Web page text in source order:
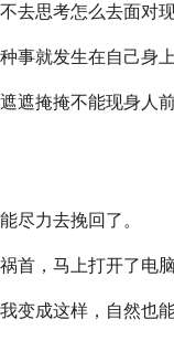
去思考怎么去面对现
事就发生在自己身上
遮掩掩不能现身人
尽力去挽回了。
首，马上打开了电脑
变成这样，自然也能